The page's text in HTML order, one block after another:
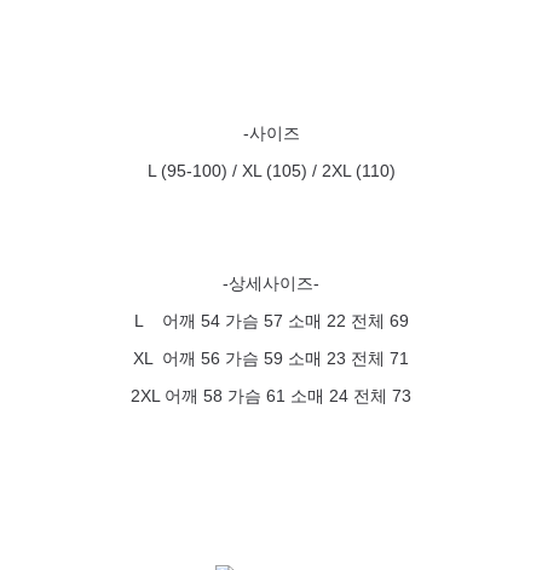
-사이즈
L (95-100) / XL (105) / 2XL (110)
-상세사이즈-
L 어깨 54 가슴 57 소매 22 전체 69
XL 어깨 56 가슴 59 소매 23 전체 71
2XL 어깨 58 가슴 61 소매 24 전체 73